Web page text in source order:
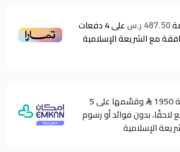
487.50 ر.س على4دفعات
مع الشريعة الإسلامية
وقسّمها على 5
بدون فوائد أو رسوم
الإسلامية